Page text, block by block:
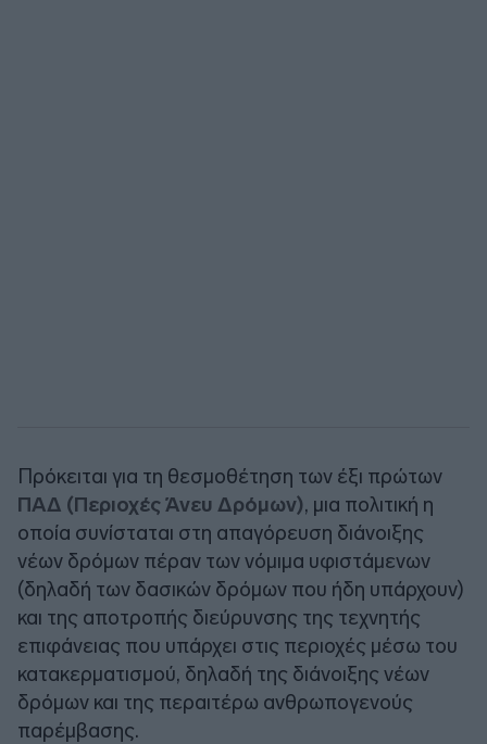
Πρόκειται για τη θεσμοθέτηση των έξι πρώτων
ΠΑΔ (Περιοχές Άνευ Δρόμων), μια πολιτική η
οποία συνίσταται στη απαγόρευση διάνοιξης
νέων δρόμων πέραν των νόμιμα υφιστάμενων
(δηλαδή των δασικών δρόμων που ήδη υπάρχουν)
και της αποτροπής διεύρυνσης της τεχνητής
επιφάνειας που υπάρχει στις περιοχές μέσω του
κατακερματισμού, δηλαδή της διάνοιξης νέων
δρόμων και της περαιτέρω ανθρωπογενούς
παρέμβασης.